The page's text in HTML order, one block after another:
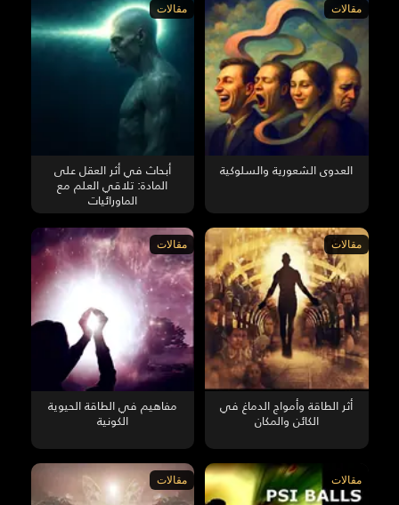
مقالات
العدوى الشعورية والسلوكية
مقالات
أبحاث في أثر العقل على
المادة: تلاقي العلم مع
الماورائيات
مقالات
أثر الطاقة وأمواج الدماغ في
الكائن والمكان
مقالات
مفاهيم في الطاقة الحيوية
الكونية
مقالات مقالات